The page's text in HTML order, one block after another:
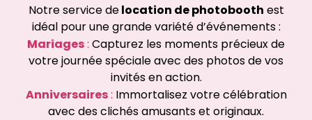
Notre service delocation de photobooth est
idéal pour une grande variété d’événements :
Mariages: Capturez les moments précieux de
votre journée spéciale avec des photos de vos
invités en action.
Anniversaires: Immortalisez votre célébration
avec des clichés amusants et originaux.